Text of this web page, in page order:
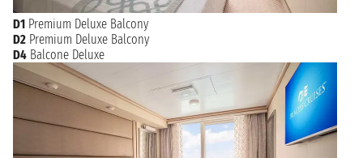
D1 Premium Deluxe Balcony
D2 Premium Deluxe Balcony
D4 Balcone Deluxe